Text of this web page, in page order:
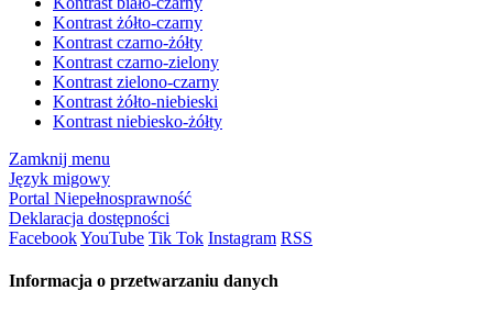
Kontrast żółto-czarny
Kontrast czarno-żółty
Kontrast czarno-zielony
Kontrast zielono-czarny
Kontrast żółto-niebieski
Kontrast niebiesko-żółty
Zamknij menu
Język migowy
Portal Niepełnosprawność
Deklaracja dostępności
FacebookYouTube Tik Tok Instagram RSS
Informacja o przetwarzaniu danych